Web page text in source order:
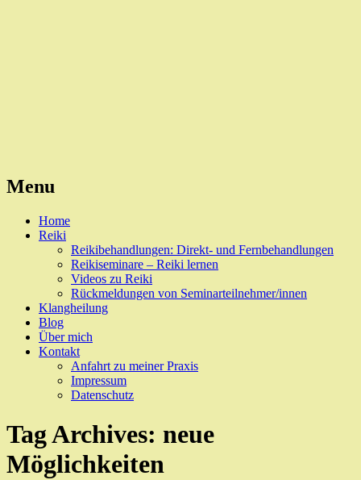
Menu
Skip
Home
Reiki
Reikibehandlungen: Direkt- und Fernbehandlungen
Reikiseminare – Reiki lernen
Videos zu Reiki
Rückmeldungen von Seminarteilnehmer/innen
Klangheilung
Blog
Über mich
Kontakt
Anfahrt zu meiner Praxis
Impressum
Datenschutz
Tag Archives: neue
Möglichkeiten